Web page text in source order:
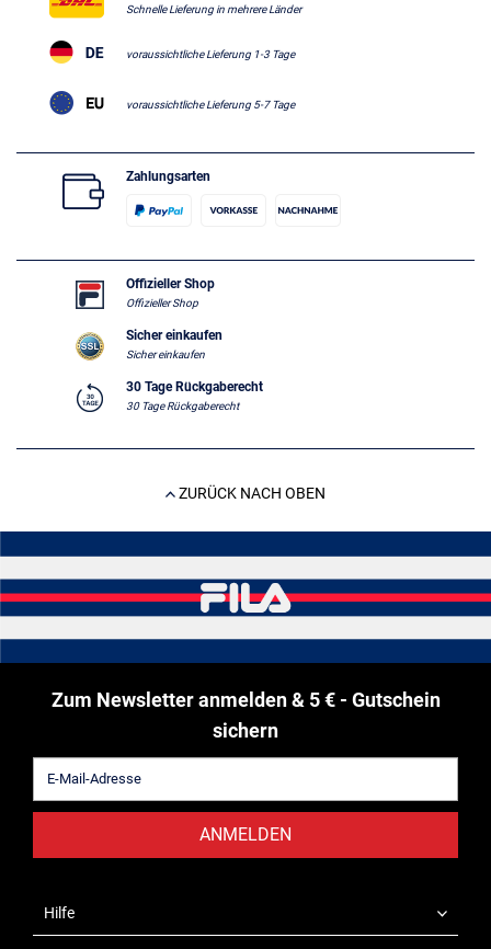
Schnelle Lieferung in mehrere Länder
voraussichtliche Lieferung 1-3 Tage
voraussichtliche Lieferung 5-7 Tage
Zahlungsarten
Offizieller Shop
Offizieller Shop
Sicher einkaufen
Sicher einkaufen
30 Tage Rückgaberecht
30 Tage Rückgaberecht
ZURÜCK NACH OBEN
Zum Newsletter anmelden & 5 € - Gutschein
sichern
ANMELDEN
Hilfe